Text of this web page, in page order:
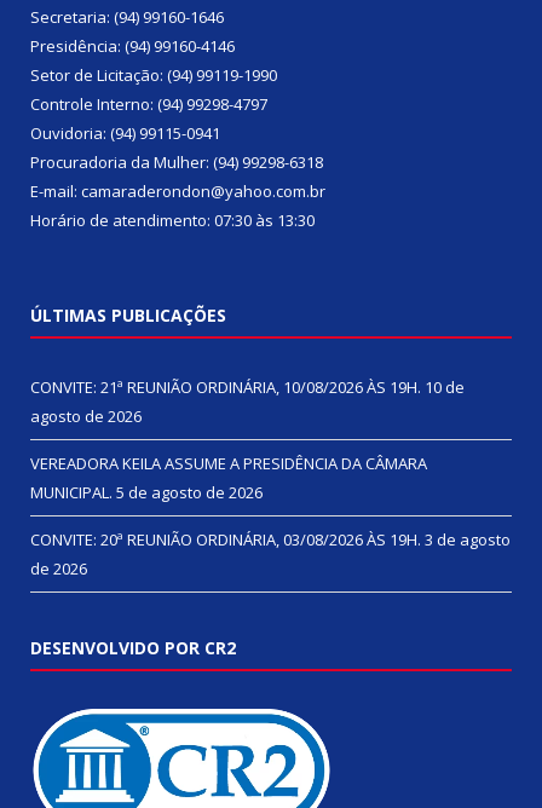
Secretaria: (94) 99160-1646
Presidência: (94) 99160-4146
Setor de Licitação: (94) 99119-1990
Controle Interno: (94) 99298-4797
Ouvidoria: (94) 99115-0941
Procuradoria da Mulher: (94) 99298-6318
E-mail: camaraderondon@yahoo.com.br
Horário de atendimento: 07:30 às 13:30
ÚLTIMAS PUBLICAÇÕES
CONVITE: 21ª REUNIÃO ORDINÁRIA, 10/08/2026 ÀS 19H. 10 de
agosto de 2026
VEREADORA KEILA ASSUME A PRESIDÊNCIA DA CÂMARA
MUNICIPAL. 5 de agosto de 2026
CONVITE: 20ª REUNIÃO ORDINÁRIA, 03/08/2026 ÀS 19H. 3 de agosto
de 2026
DESENVOLVIDO POR CR2